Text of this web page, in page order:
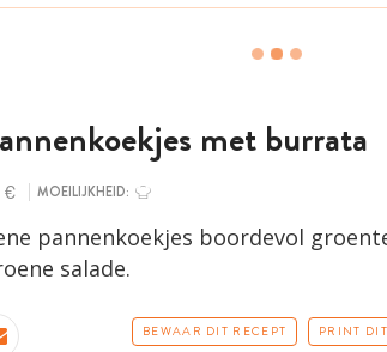
met burrata
MOEILIJKHEID:
pannenkoekjes boordevol
salade.
BEWAAR DIT RECEPT PRINT